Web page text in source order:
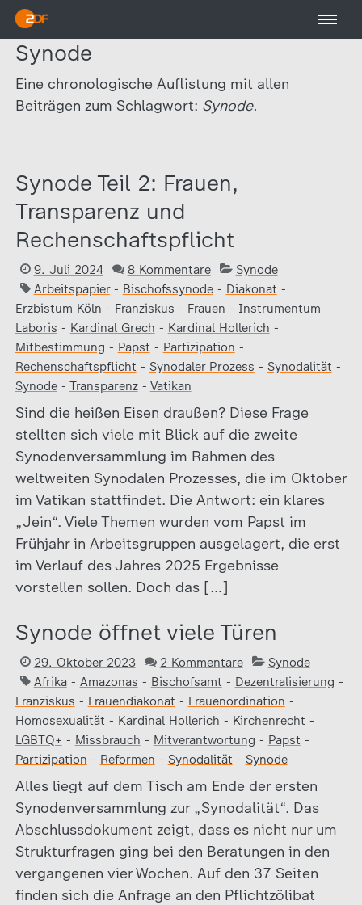
Synode
Eine chronologische Auflistung mit allen
Beiträgen zum Schlagwort: Synode.
Synode Teil 2: Frauen,
Transparenz und
Rechenschaftspflicht
9. Juli 2024 8 Kommentare
Synode
Arbeitspapier- Bischofssynode- Diakonat -
Erzbistum Köln - Franziskus - Frauen - Instrumentum
Laboris - Kardinal Grech - Kardinal Hollerich -
Mitbestimmung - Papst - Partizipation -
Rechenschaftspflicht - Synodaler Prozess - Synodalität -
Synode- Transparenz- Vatikan
Sind die heißen Eisen draußen? Diese Frage
stellten sich viele mit Blick auf die zweite
Synodenversammlung im Rahmen des
weltweiten Synodalen Prozesses, die im Oktober
im Vatikan stattfindet. Die Antwort: ein klares
„Jein“. Viele Themen wurden vom Papst im
Frühjahr in Arbeitsgruppen ausgelagert, die erst
im Verlauf des Jahres 2025 Ergebnisse
vorstellen sollen. Doch das […]
Synode öffnet viele Türen
29. Oktober 2023 2 Kommentare
Synode
Afrika- Amazonas - Bischofsamt - Dezentralisierung -
Franziskus - Frauendiakonat - Frauenordination -
Homosexualität - Kardinal Hollerich - Kirchenrecht -
LGBTQ+ - Missbrauch - Mitverantwortung - Papst -
Partizipation - Reformen - Synodalität - Synode
Alles liegt auf dem Tisch am Ende der ersten
Synodenversammlung zur „Synodalität“. Das
Abschlussdokument zeigt, dass es nicht nur um
Strukturfragen ging bei den Beratungen in den
vergangenen vier Wochen. Auf den 37 Seiten
finden sich die Anfrage an den Pflichtzölibat